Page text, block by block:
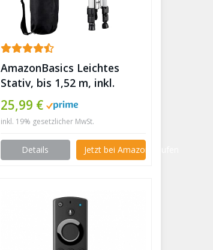
AmazonBasics Leichtes
Stativ, bis 1,52 m, inkl.
Tasche, mit 3-Wege-
Schwenkkopf und
Wasserwaage ✪
25,99 €
inkl. 19% gesetzlicher MwSt.
Details Jetzt bei Amazon kaufen